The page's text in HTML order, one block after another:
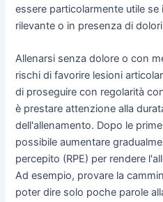
essere particolarmente utile se
rilevante o in presenza di
Allenarsi senza dolore o con
rischi di favorire lesioni
di proseguire con regolarità
è prestare attenzione alla
dell'allenamento. Dopo le
possibile aumentare
percepito (RPE) per rendere
Ad esempio, provare la
poter dire solo poche parole